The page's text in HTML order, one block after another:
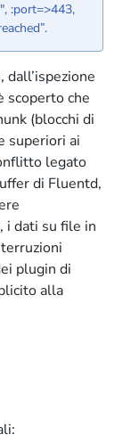
:port=>443,
scoperto che
(blocchi di
superiori ai
legato
di Fluentd,
i dati su file in
plugin di
alla